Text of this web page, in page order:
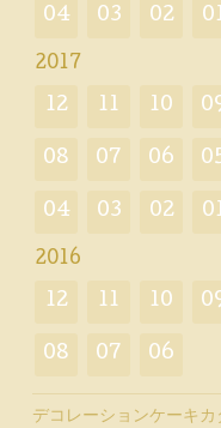
04 03 02
2017
12 11 10
08 07 06
04 03 02
2016
12 11 10
08 07 06
デコレーションケーキカ